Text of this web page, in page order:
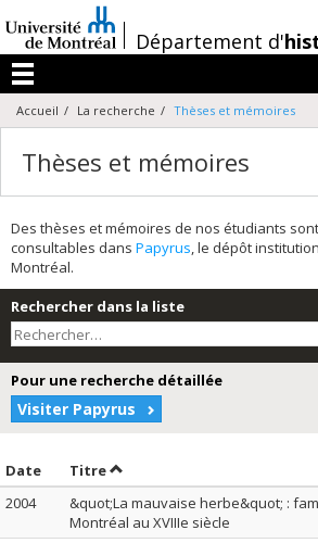
au
contenu
/Département d'
Menu
Accueil La recherche Thèses et mémoires
Thèses et mémoires
Des thèses et mémoires de nos étudiants
consultables dans Papyrus, le dépôt
Montréal.
Rechercher dans la liste
Pour une recherche détaillée
Visiter Papyrus
Date Trier par date en ordre croissant
TitreTrier par titre en ordre
2004
&quot;La mauvaise herbe&quot; :
Montréal au XVIIIe siècle